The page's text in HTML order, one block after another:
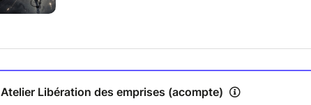
Atelier Libération des emprises (acompte)